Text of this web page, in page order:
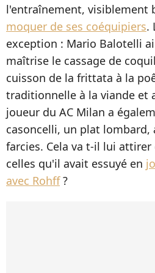
l'entraînement, visiblement
moquer de ses coéquipiers.
exception : Mario Balotelli
maîtrise le cassage de
cuisson de la frittata à la
traditionnelle à la viande et
joueur du AC Milan a
casoncelli, un plat lombard,
farcies. Cela va t-il lui
celles qu'il avait essuyé en
avec Rohff?